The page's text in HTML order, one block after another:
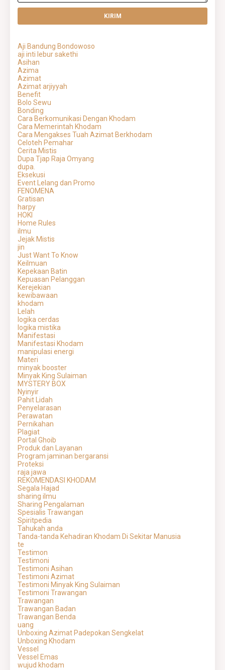
Aji Bandung Bondowoso
aji inti lebur sakethi
Asihan
Azima
Azimat
Azimat arjiyyah
Benefit
Bolo Sewu
Bonding
Cara Berkomunikasi Dengan Khodam
Cara Memerintah Khodam
Cara Mengakses Tuah Azimat Berkhodam
Celoteh Pemahar
Cerita Mistis
Dupa Tjap Raja Omyang
dupa.
Eksekusi
Event Lelang dan Promo
FENOMENA
Gratisan
harpy
HOKI
Home Rules
ilmu
Jejak Mistis
jin
Just Want To Know
Keilmuan
Kepekaan Batin
Kepuasan Pelanggan
Kerejekian
kewibawaan
khodam
Lelah
logika cerdas
logika mistika
Manifestasi
Manifestasi Khodam
manipulasi energi
Materi
minyak booster
Minyak King Sulaiman
MYSTERY BOX
Nyinyir
Pahit Lidah
Penyelarasan
Perawatan
Pernikahan
Plagiat
Portal Ghoib
Produk dan Layanan
Program jaminan bergaransi
Proteksi
raja jawa
REKOMENDASI KHODAM
Segala Hajad
sharing ilmu
Sharing Pengalaman
Spesialis Trawangan
Spiritpedia
Tahukah anda
Tanda-tanda Kehadiran Khodam Di Sekitar Manusia
te
Testimon
Testimoni
Testimoni Asihan
Testimoni Azimat
Testimoni Minyak King Sulaiman
Testimoni Trawangan
Trawangan
Trawangan Badan
Trawangan Benda
uang
Unboxing Azimat Padepokan Sengkelat
Unboxing Khodam
Vessel
Vessel Emas
wujud khodam